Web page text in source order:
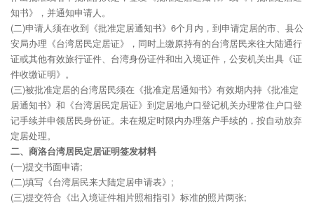
知书》，并通知申请人。
(二)申请人须在收到《批准定居通知书》6个月内，到申请定居的市、县公
安局办理《台湾居民定居证》，同时上缴原持有的台湾居民来往大陆通行
证或其他有效旅行证件、台湾身份证件和出入境证件，公安机关出具《证
件收缴证明》。
(三)被批准定居的台湾居民须在《批准定居通知书》有效期内持《批准定
居通知书》和《台湾居民定居证》到定居地户口登记机关办理常住户口登
记手续并申领居民身份证。未在规定时限内办理落户手续的，按自动放弃
定居处理。
二、商洛台湾居民定居证明签发材料
(一)提交书面申请;
(二)填写《台湾居民来大陆定居申请表》;
(三)提交符合《出入境证件相片照相指引》标准的照片两张;